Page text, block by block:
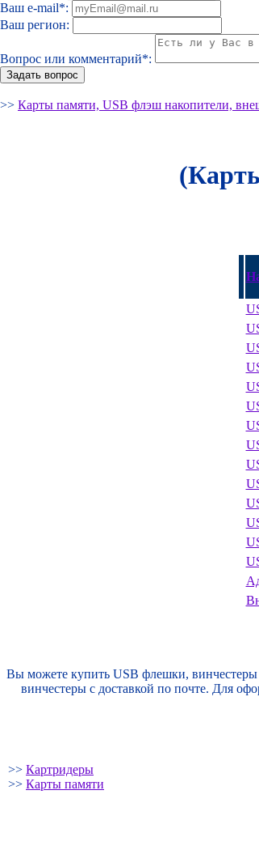
Ваш e-mail*:
Ваш регион:
Вопрос или комментарий*:
>> Карты памяти, USB флэш накопители,
Вы можете купить USB флешки,
винчестеры с доставкой по почте. Для
>> Картридеры
>> Карты памяти